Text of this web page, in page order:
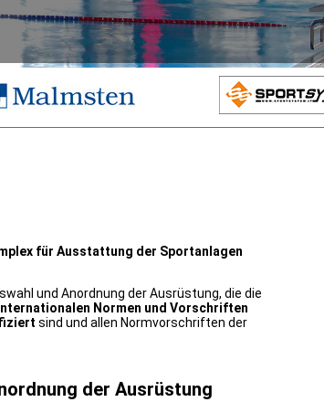
für Ausstattung der Sportanlagen
und Anordnung der Ausrüstung, die die
Normen und Vorschriften
sind und allen Normvorschriften der
der Ausrüstung